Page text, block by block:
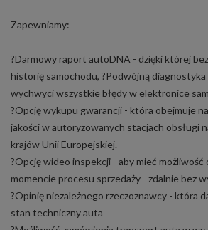
Zapewniamy:
?Darmowy raport autoDNA - dzięki której
historię samochodu, ?Podwójną
wychwyci wszystkie błędy w elektronice
?Opcję wykupu gwarancji - która obejmuje
jakości w autoryzowanych stacjach obsługi
krajów Unii Europejskiej.
?Opcję wideo inspekcji - aby mieć
momencie procesu sprzedaży - zdalnie bez
?Opinię niezależnego rzeczoznawcy - która
stan techniczny auta